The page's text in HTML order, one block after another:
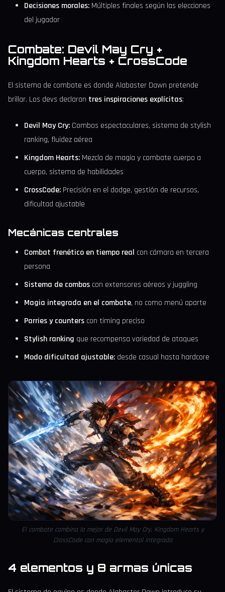
Decisiones morales: Múltiples finales según las elecciones
del jugador
Combate: Devil May Cry +
Kingdom Hearts + CrossCode
El sistema de combate es donde Alabaster Dawn pretende
brillar. Los devs declaran tres inspiraciones explícitas:
Devil May Cry: Combos espectaculares, sistema de stylish
ranking, fluidez aérea
Kingdom Hearts: Mezcla de magia y combate cuerpo a
cuerpo, sistema de habilidades
CrossCode: Precisión en el dodge, gestión de recursos,
dificultad ajustable
Mecánicas centrales
Combat frenético en tiempo real con cámara en tercera
persona
Sistema de combos con extensores aéreos y juggling
Magia integrada en el combate, no como menú aparte
Parries y counters con timing preciso
Stylish ranking que recompensa variedad de ataques
Modo dificultad ajustable: desde casual hasta hardcore
El combate combina lo mejor de Devil May Cry, Kingdom Hearts y
CrossCode con magia elemental integrada
4 elementos y 8 armas únicas